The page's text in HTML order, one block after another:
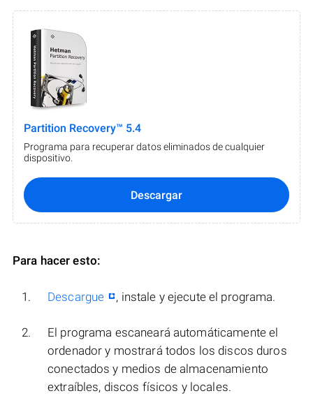
Partition Recovery™ 5.4
Programa para recuperar datos eliminados de cualquier
dispositivo.
Descargar
Para hacer esto:
Descargue , instale y ejecute el programa.
El programa escaneará automáticamente el
ordenador y mostrará todos los discos duros
conectados y medios de almacenamiento
extraíbles, discos físicos y locales.